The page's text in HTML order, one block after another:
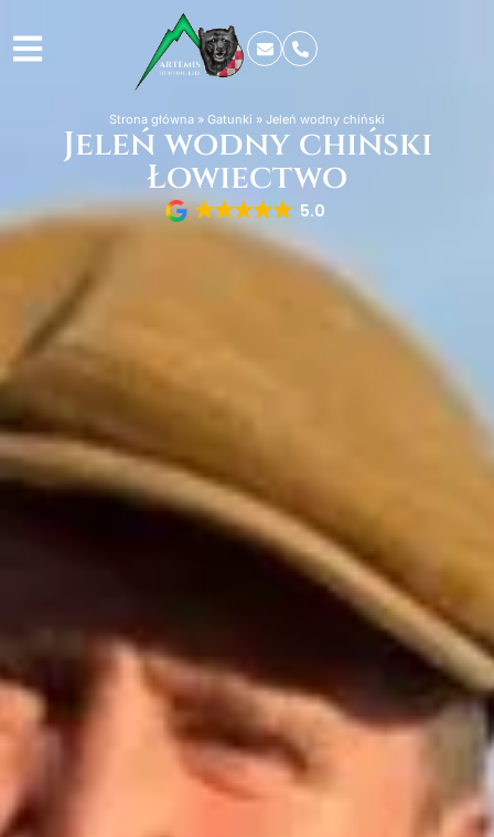
Strona główna » Gatunki » Jeleń wodny chiński
Jeleń wodny chiński
Łowiectwo
5.0